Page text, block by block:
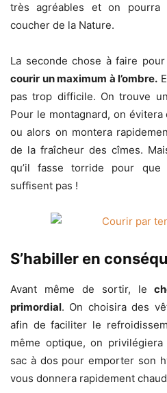
très agréables et on pourra
coucher de la Nature.
La seconde chose à faire
courir un maximum à l’ombre.
pas trop difficile. On trouve
Pour le montagnard, on
ou alors on montera
de la fraîcheur des cîmes.
qu’il fasse torride pour
suffisent pas !
S’habiller en
Avant même de sortir, le
primordial. On choisira des
afin de faciliter le
même optique, on
sac à dos pour emporter son
vous donnera rapidement